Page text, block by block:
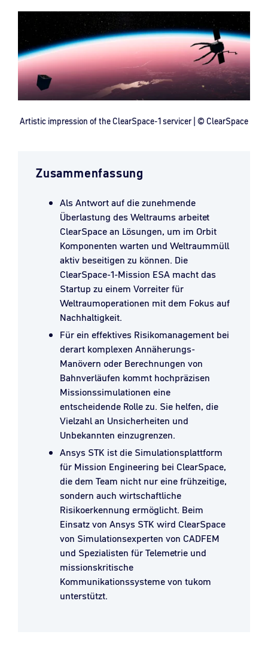
Artistic impression of the ClearSpace-1 servicer | © ClearSpace
Zusammenfassung
Als Antwort auf die zunehmende
Überlastung des Weltraums arbeitet
ClearSpace an Lösungen, um im Orbit
Komponenten warten und Weltraummüll
aktiv beseitigen zu können. Die
ClearSpace-1-Mission ESA macht das
Startup zu einem Vorreiter für
Weltraumoperationen mit dem Fokus auf
Nachhaltigkeit.
Für ein effektives Risikomanagement bei
derart komplexen Annäherungs-
Manövern oder Berechnungen von
Bahnverläufen kommt hochpräzisen
Missionssimulationen eine
entscheidende Rolle zu. Sie helfen, die
Vielzahl an Unsicherheiten und
Unbekannten einzugrenzen.
Ansys STK ist die Simulationsplattform
für Mission Engineering bei ClearSpace,
die dem Team nicht nur eine frühzeitige,
sondern auch wirtschaftliche
Risikoerkennung ermöglicht. Beim
Einsatz von Ansys STK wird ClearSpace
von Simulationsexperten von CADFEM
und Spezialisten für Telemetrie und
missionskritische
Kommunikationssysteme von tukom
unterstützt.